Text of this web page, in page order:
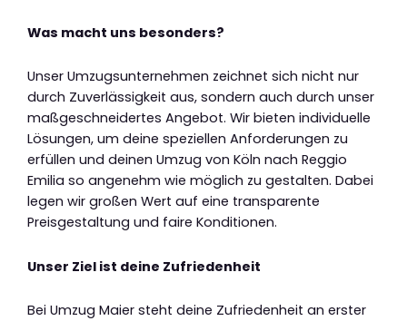
Was macht uns besonders?
Unser Umzugsunternehmen zeichnet sich nicht nur
durch Zuverlässigkeit aus, sondern auch durch unser
maßgeschneidertes Angebot. Wir bieten individuelle
Lösungen, um deine speziellen Anforderungen zu
erfüllen und deinen Umzug von Köln nach Reggio
Emilia so angenehm wie möglich zu gestalten. Dabei
legen wir großen Wert auf eine transparente
Preisgestaltung und faire Konditionen.
Unser Ziel ist deine Zufriedenheit
Bei Umzug Maier steht deine Zufriedenheit an erster